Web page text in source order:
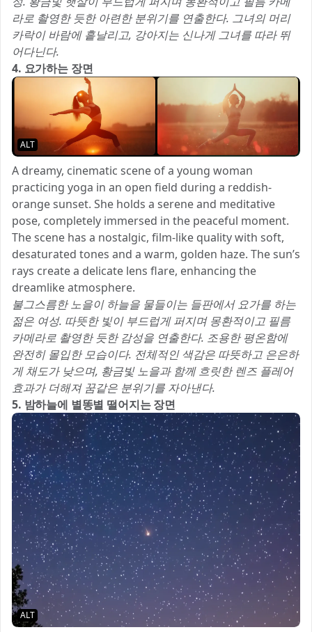
라로 촬영한 듯한 아련한 분위기를 연출한다. 그녀의 머리
카락이 바람에 흩날리고, 강아지는 신나게 그녀를 따라 뛰
어다닌다.
4. 요가하는 장면
ALT
A dreamy, cinematic scene of a young woman
practicing yoga in an open field during a reddish-
orange sunset. She holds a serene and meditative
pose, completely immersed in the peaceful moment.
The scene has a nostalgic, film-like quality with soft,
desaturated tones and a warm, golden haze. The sun’s
rays create a delicate lens flare, enhancing the
dreamlike atmosphere.
불그스름한 노을이 하늘을 물들이는 들판에서 요가를 하는
젊은 여성. 따뜻한 빛이 부드럽게 퍼지며 몽환적이고 필름
카메라로 촬영한 듯한 감성을 연출한다. 조용한 평온함에
완전히 몰입한 모습이다. 전체적인 색감은 따뜻하고 은은하
게 채도가 낮으며, 황금빛 노을과 함께 흐릿한 렌즈 플레어
효과가 더해져 꿈같은 분위기를 자아낸다.
5. 밤하늘에 별똥별 떨어지는 장면
ALT